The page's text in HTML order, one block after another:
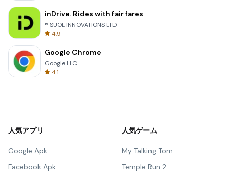
inDrive. Rides with fair fares
® SUOL INNOVATIONS LTD
4.9
Google Chrome
Google LLC
4.1
人気アプリ
Google Apk
Facebook Apk
人気ゲーム
My Talking Tom
Temple Run 2